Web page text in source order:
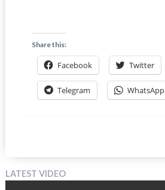
Share this:
Facebook Twitter
Telegram WhatsApp
LATEST VIDEO